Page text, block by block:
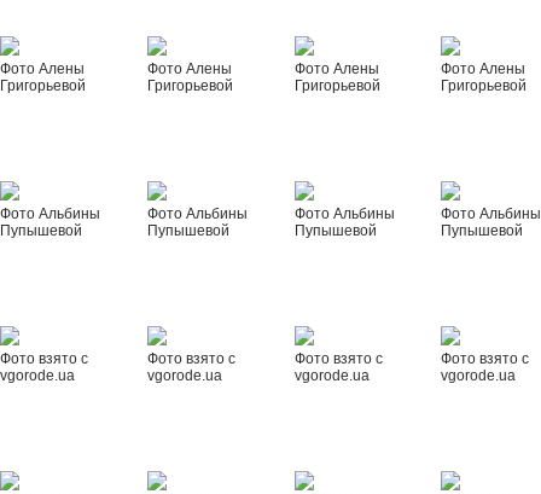
Фото Алены
Григорьевой
Фото Алены
Григорьевой
Фото Алены
Григорьевой
Фото Алены
Григорьевой
Фото Альбины
Пупышевой
Фото Альбины
Пупышевой
Фото Альбины
Пупышевой
Фото Альбины
Пупышевой
Фото взято с
vgorode.ua
Фото взято с
vgorode.ua
Фото взято с
vgorode.ua
Фото взято с
vgorode.ua